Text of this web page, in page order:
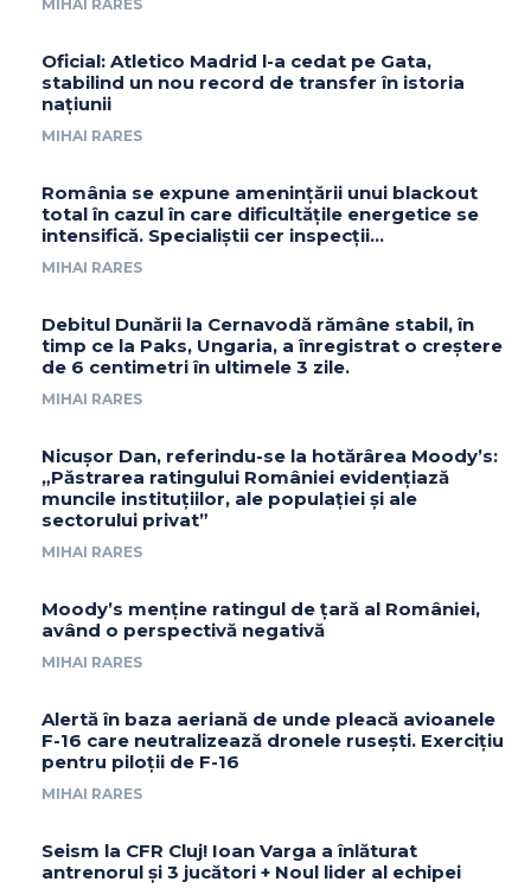
MIHAI RARES
Oficial: Atletico Madrid l-a cedat pe Gata,
stabilind un nou record de transfer în istoria
națiunii
MIHAI RARES
România se expune amenințării unui blackout
total în cazul în care dificultățile energetice se
intensifică. Specialiștii cer inspecții…
MIHAI RARES
Debitul Dunării la Cernavodă rămâne stabil, în
timp ce la Paks, Ungaria, a înregistrat o creștere
de 6 centimetri în ultimele 3 zile.
MIHAI RARES
Nicușor Dan, referindu-se la hotărârea Moody’s:
„Păstrarea ratingului României evidențiază
muncile instituțiilor, ale populației și ale
sectorului privat”
MIHAI RARES
Moody’s menține ratingul de țară al României,
având o perspectivă negativă
MIHAI RARES
Alertă în baza aeriană de unde pleacă avioanele
F-16 care neutralizează dronele rusești. Exercițiu
pentru piloții de F-16
MIHAI RARES
Seism la CFR Cluj! Ioan Varga a înlăturat
antrenorul și 3 jucători + Noul lider al echipei